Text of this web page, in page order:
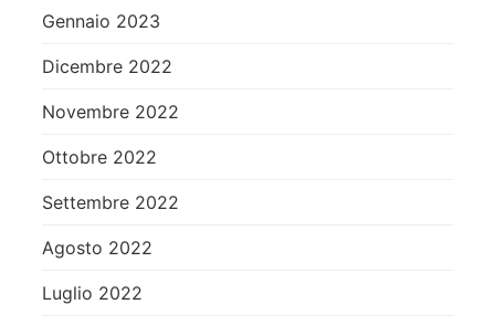
Gennaio 2023
Dicembre 2022
Novembre 2022
Ottobre 2022
Settembre 2022
Agosto 2022
Luglio 2022